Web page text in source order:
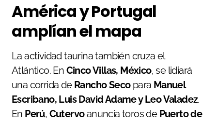
América y Portugal
amplían el mapa
La actividad taurina también cruza el
Atlántico. En Cinco Villas, México, se lidiará
una corrida de Rancho Secopara Manuel
Escribano, Luis David Adame y Leo Valadez.
En Perú, Cutervoanuncia toros de Puerto de